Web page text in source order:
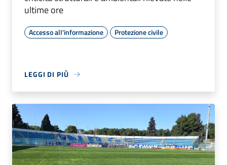
ultime ore
Accesso all'informazione Protezione civile
LEGGI DI PIÙ